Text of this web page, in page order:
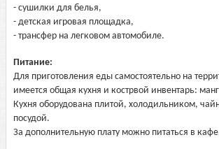
- сушилки для белья,
- детская игровая площадка,
- трансфер на легковом автомобиле.
Питание:
Для приготовления еды самостоятельно на
имеется общая кухня и кострвой инвентарь:
Кухня оборудована плитой, холодильником,
посудой.
За дополнительную плату можно питаться в